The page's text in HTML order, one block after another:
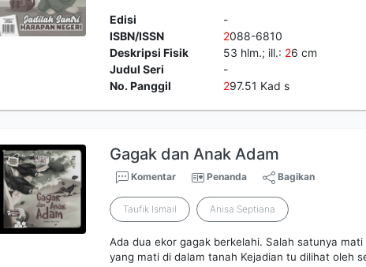
Edisi
-
ISBN/ISSN
2088-6810
Deskripsi Fisik
53 hlm.; ill.: 26 cm
Judul Seri
-
No. Panggil
297.51 Kad s
Gagak dan Anak Adam
Komentar Penanda Bagikan
Taufik Ismail Anisa Septiana
Ada dua ekor gagak berkelahi. Salah satunya
yang mati di dalam tanah Kejadian tu dilihat oleh